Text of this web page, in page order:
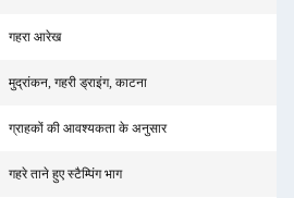
गहरा आरेख
मुद्रांकन, गहरी ड्राइंग, काटना
ग्राहकों की आवश्यकता के अनुसार
गहरे ताने हुए स्टैम्पिंग भाग